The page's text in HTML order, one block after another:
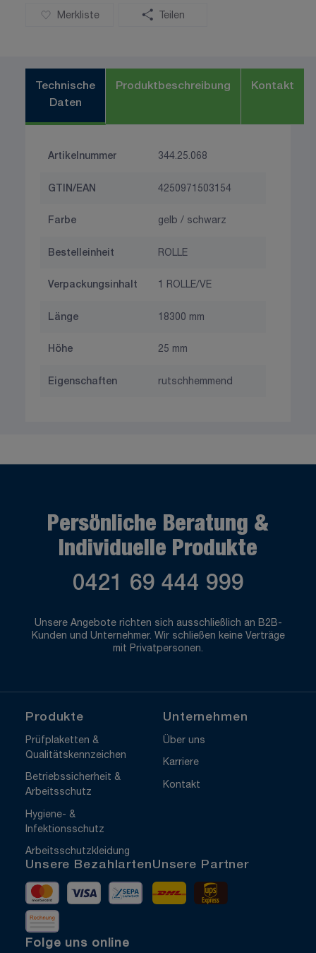
Merkliste Teilen
Technische
Daten
Produktbeschreibung Kontakt
Artikelnummer 344.25.068
GTIN/EAN 4250971503154
Farbe gelb / schwarz
Bestelleinheit ROLLE
Verpackungsinhalt 1 ROLLE/VE
Länge 18300 mm
Höhe 25 mm
Eigenschaften rutschhemmend
Persönliche Beratung &
Individuelle Produkte
0421 69 444 999
Unsere Angebote richten sich ausschließlich an B2B-
Kunden und Unternehmer. Wir schließen keine Verträge
mit Privatpersonen.
Produkte
Prüfplaketten &
Qualitätskennzeichen
Betriebssicherheit &
Arbeitsschutz
Hygiene- &
Infektionsschutz
Arbeitsschutzkleidung
Unternehmen
Über uns
Karriere
Kontakt
Unsere Bezahlarten
MastercardVisa Vorkasse
Rechnung
Unsere Partner
DHL
Folge uns online